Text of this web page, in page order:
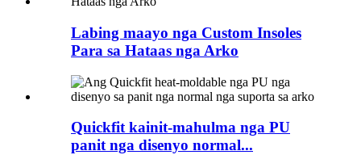
Labing maayo nga Custom Insoles
Para sa Hataas nga Arko
Quickfit kainit-mahulma nga PU
panit nga disenyo normal...